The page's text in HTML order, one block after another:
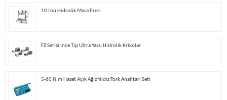
10 ton Hidrolik Masa Presi
FZ Serisi İnce Tip Ultra Yassı Hidrolik Krikolar
5-60 N.m Hazet Açık Ağız Yıldız Tork Anahtarı Seti